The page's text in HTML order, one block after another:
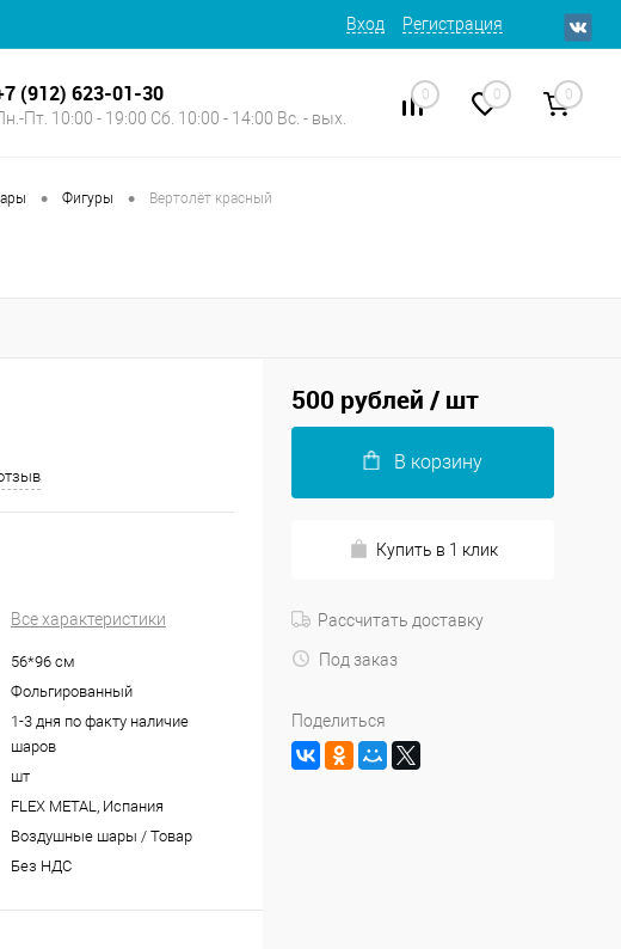
Вход Регистрация
(912) 623-01-30
Пт. 10:00 - 19:00 Сб. 10:00 - 14:00 Вс. - вых.
0 0 0
• Фигуры • Вертолёт красный
Все характеристики
56*96 см
Фольгированный
1-3 дня по факту наличие
шаров
шт
FLEX METAL, Испания
Воздушные шары / Товар
Без НДС
500 рублей / шт
В корзину
Купить в 1 клик
Рассчитать доставку
Под заказ
Поделиться